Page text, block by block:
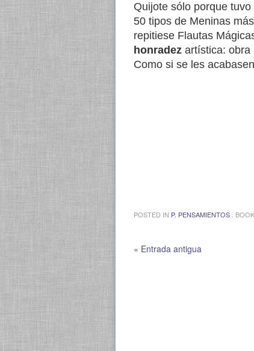
Quijote sólo porque
50 tipos de Meninas
repitiese Flautas
honradez artística: obra
Como si se les
POSTED IN P. PENSAMIENTOS .
« Entrada antigua